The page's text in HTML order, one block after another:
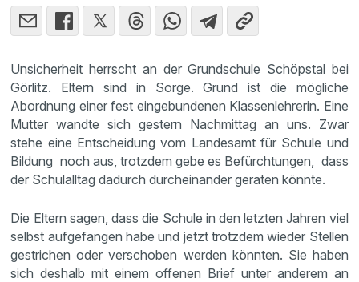
Unsicherheit herrscht an der Grundschule Schöpstal bei
Görlitz. Eltern sind in Sorge. Grund ist die mögliche
Abordnung einer fest eingebundenen Klassenlehrerin. Eine
Mutter wandte sich gestern Nachmittag an uns. Zwar
stehe eine Entscheidung vom Landesamt für Schule und
Bildung noch aus, trotzdem gebe es Befürchtungen, dass
der Schulalltag dadurch durcheinander geraten könnte.
Die Eltern sagen, dass die Schule in den letzten Jahren viel
selbst aufgefangen habe und jetzt trotzdem wieder Stellen
gestrichen oder verschoben werden könnten. Sie haben
sich deshalb mit einem offenen Brief unter anderem an